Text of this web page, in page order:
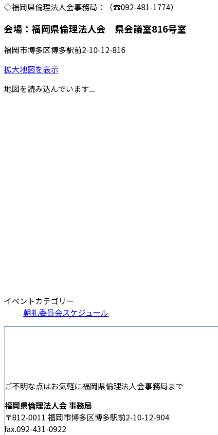
◇福岡県倫理法人会事務局：（☎092-481-1774）
会場：福岡県倫理法人会 県会議室816号室
福岡市博多区博多駅前2-10-12-816
拡大地図を表示
地図を読み込んでいます...
イベントカテゴリー
朝礼委員会スケジュール
ご不明な点はお気軽に福岡県倫理法人会事務局まで
福岡県倫理法人会 事務局
〒812-0011 福岡市博多区博多駅前2-10-12-904
fax.092-431-0922